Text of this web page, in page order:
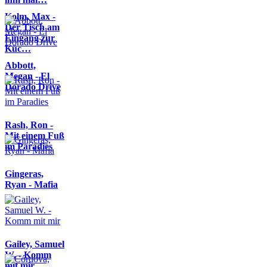
Kolm, Max -
Der Tisch am
Eingang zur
Küc…
Abbott,
Megan - El
Dorado Drive
Rash, Ron -
Mit einem Fuß
im Paradies
Gingeras,
Ryan - Mafia
Gailey, Samuel
W. - Komm